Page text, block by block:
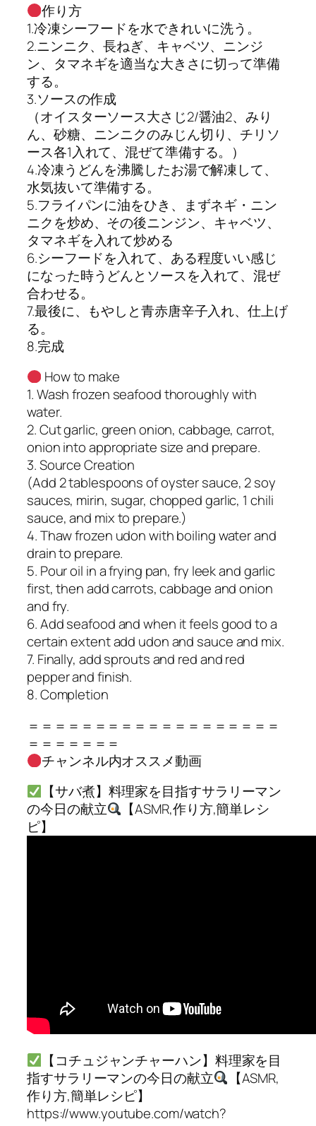
作り方
1.冷凍シーフードを水できれいに洗う。
2.ニンニク、長ねぎ、キャベツ、ニンジ
ン、タマネギを適当な大きさに切って準備
する。
3.ソースの作成
（オイスターソース大さじ2/醤油2、みり
ん、砂糖、ニンニクのみじん切り、チリソ
ース各1入れて、混ぜて準備する。）
4.冷凍うどんを沸騰したお湯で解凍して、
水気抜いて準備する。
5.フライパンに油をひき、まずネギ・ニン
ニクを炒め、その後ニンジン、キャベツ、
タマネギを入れて炒める
6.シーフードを入れて、ある程度いい感じ
になった時うどんとソースを入れて、混ぜ
合わせる。
7.最後に、もやしと青赤唐辛子入れ、仕上げ
る。
8.完成
How to make
1. Wash frozen seafood thoroughly with
water.
2. Cut garlic, green onion, cabbage, carrot,
onion into appropriate size and prepare.
3. Source Creation
(Add 2 tablespoons of oyster sauce, 2 soy
sauces, mirin, sugar, chopped garlic, 1 chili
sauce, and mix to prepare.)
4. Thaw frozen udon with boiling water and
drain to prepare.
5. Pour oil in a frying pan, fry leek and garlic
first, then add carrots, cabbage and onion
and fry.
6. Add seafood and when it feels good to a
certain extent add udon and sauce and mix.
7. Finally, add sprouts and red and red
pepper and finish.
8. Completion
＝＝＝＝＝＝＝＝＝＝＝＝＝＝＝＝＝＝＝
＝＝＝＝＝＝＝
チャンネル内オススメ動画
【サバ煮】料理家を目指すサラリーマン
の今日の献立
【ASMR,作り方,簡単レシ
ピ】
【コチュジャンチャーハン】料理家を目
指すサラリーマンの今日の献立
【ASMR,
作り方,簡単レシピ】
https://www.youtube.com/watch?